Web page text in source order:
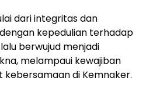
dari integritas dan
kepedulian terhadap
berwujud menjadi
melampaui kewajiban
di Kemnaker.